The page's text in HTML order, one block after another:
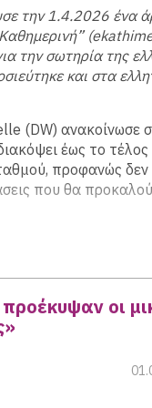
τα “
Χαλκίδα κλπ.)
που
ένα μεγάλο
είτε ανέστειλε την
αποφοίτους στο να
Σχολής
και ανά χρονιά
να σταματήσουν τη
να οδηγηθούν σε
Πρόκειται
διαδικασία, η
εξαιτίας των
την 1.4.2026 ένα
την σωτηρία της
και στα
(DW) ανακοίνωσε
έως το
προφανώς δεν
που θα
γρήγορα
να περιγραφούν ως
στις
ελληνικές
οι